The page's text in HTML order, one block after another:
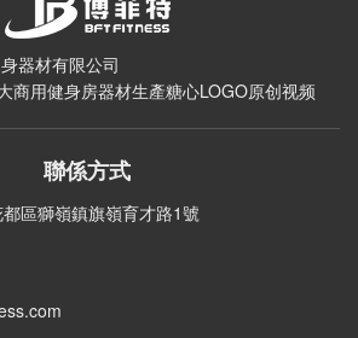
和下斜推舉訓練椅組合健身器材
器 高檔健身器材糖心LOGO原创视频批發
肩器械廣州健身器材糖心LOGO原创视频批發
練器
360°健身器材拉伸架健身籠
付啞鈴架 健身房專用啞鈴架
雙用訓練器